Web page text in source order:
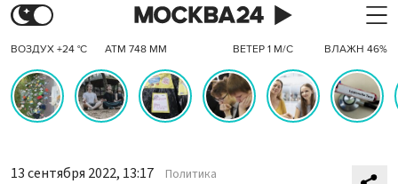
ВОЗДУХ +24 °C АТМ 748 ММ ВЕТЕР 1 М/С ВЛАЖН 46%
13 сентября 2022, 13:17 Политика